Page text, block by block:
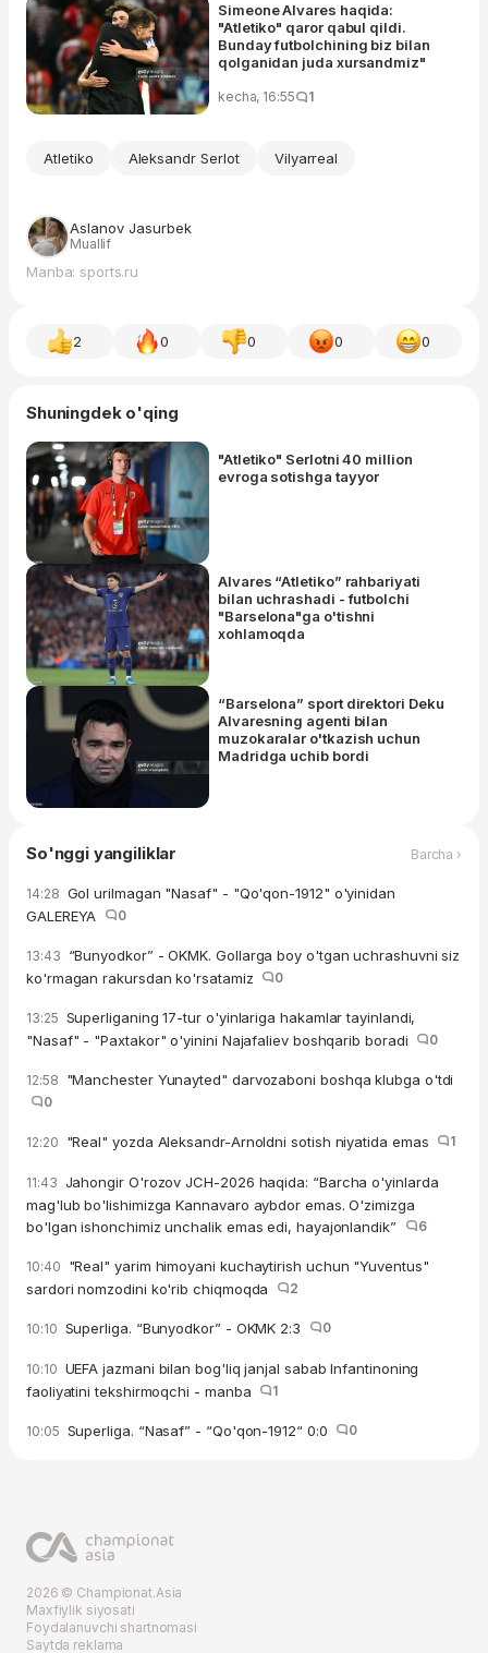
Simeone Alvares haqida:
"Atletiko" qaror qabul qildi.
Bunday futbolchining biz bilan
qolganidan juda xursandmiz"
kecha, 16:55 1
Atletiko Aleksandr Serlot Vilyarreal
Aslanov Jasurbek
Muallif
Manba: sports.ru
2 0 0 0 0
Shuningdek o'qing
"Atletiko" Serlotni 40 million
evroga sotishga tayyor
Alvares “Atletiko” rahbariyati
bilan uchrashadi - futbolchi
"Barselona"ga o'tishni
xohlamoqda
“Barselona” sport direktori Deku
Alvaresning agenti bilan
muzokaralar o'tkazish uchun
Madridga uchib bordi
So'nggi yangiliklar Barcha ›
14:28 Gol urilmagan "Nasaf" - "Qo'qon-1912" o'yinidan
GALEREYA
0
13:43 “Bunyodkor” - OKMK. Gollarga boy o'tgan uchrashuvni siz
ko'rmagan rakursdan ko'rsatamiz
0
13:25 Superliganing 17-tur o'yinlariga hakamlar tayinlandi,
"Nasaf" - "Paxtakor" o'yinini Najafaliev boshqarib boradi
0
12:58 "Manchester Yunayted" darvozaboni boshqa klubga o'tdi
0
12:20 "Real" yozda Aleksandr-Arnoldni sotish niyatida emas 1
11:43 Jahongir O'rozov JCH-2026 haqida: “Barcha o'yinlarda
mag'lub bo'lishimizga Kannavaro aybdor emas. O'zimizga
bo'lgan ishonchimiz unchalik emas edi, hayajonlandik”
6
10:40 "Real" yarim himoyani kuchaytirish uchun "Yuventus"
sardori nomzodini ko'rib chiqmoqda
2
10:10 Superliga. “Bunyodkor” - OKMK 2:3 0
10:10 UEFA jazmani bilan bog'liq janjal sabab Infantinoning
faoliyatini tekshirmoqchi - manba
1
10:05 Superliga. “Nasaf” - “Qo'qon-1912“ 0:0 0
2026 © Championat.Asia
Maxfiylik siyosati
Foydalanuvchi shartnomasi
Saytda reklama